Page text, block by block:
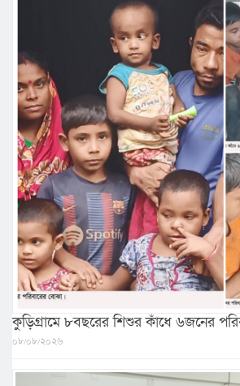
কুড়িগ্রামে ৮বছরের শিশুর কাঁধে ৬জনের
০৮/০৮/২০২৬